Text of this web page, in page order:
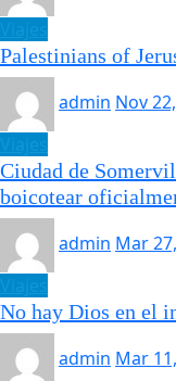
Palestinians of
admin Nov
Ciudad de
boicotear
admin Mar
No hay Dios en el
admin Mar